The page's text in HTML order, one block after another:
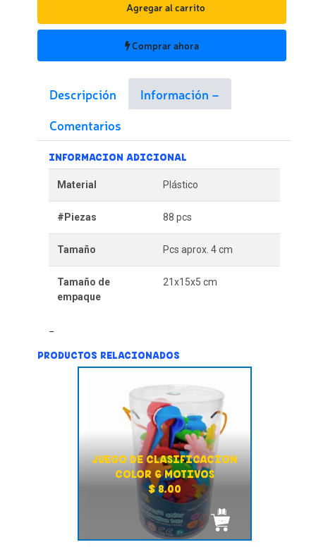
Agregar al carrito
Comprar ahora
Descripción
Información
Comentarios
INFORMACION ADICIONAL
Material Plástico
#Piezas 88 pcs
Tamaño Pcs aprox. 4 cm
Tamaño de
empaque
21x15x5 cm
PRODUCTOS RELACIONADOS
JUEGO DE CLASIFICACION
COLOR 6 MOTIVOS
$ 8.00